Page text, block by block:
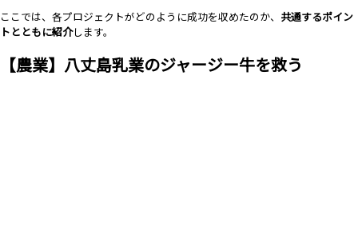
ここでは、各プロジェクトがどのように成功を収めたのか、 共通するポイン
トとともに紹介します。
【農業】八丈島乳業のジャージー牛を救う